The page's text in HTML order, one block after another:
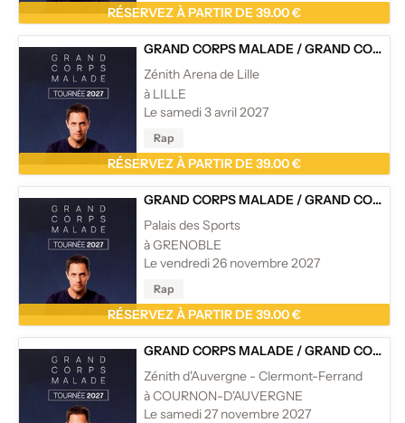
RÉSERVEZ À PARTIR DE 39.00 €
GRAND CORPS MALADE /GRAND CORPS MALADE - TOURNÉE
Zénith Arena de Lille
à LILLE
Le samedi 3 avril 2027
Rap
RÉSERVEZ À PARTIR DE 39.00 €
GRAND CORPS MALADE /GRAND CORPS MALADE - TOURNÉE
Palais des Sports
à GRENOBLE
Le vendredi 26 novembre 2027
Rap
RÉSERVEZ À PARTIR DE 39.00 €
GRAND CORPS MALADE /GRAND CORPS MALADE - TOURNÉE
Zénith d'Auvergne - Clermont-Ferrand
à COURNON-D'AUVERGNE
Le samedi 27 novembre 2027